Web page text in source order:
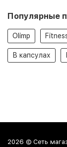
Популярные
Olimp
В капсулах
2026 © Сеть